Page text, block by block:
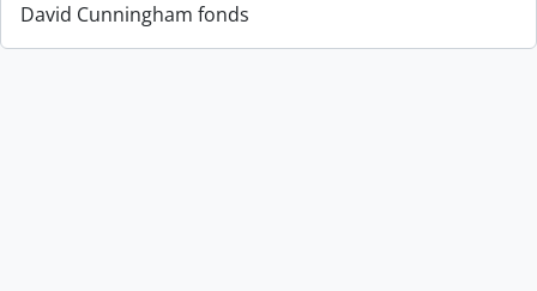
David Cunningham fonds